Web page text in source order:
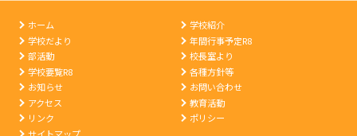
ホーム
学校紹介
学校だより
年間行事予定R8
部活動
校長室より
学校要覧R8
各種方針等
お知らせ
お問い合わせ
アクセス
教育活動
リンク
ポリシー
サイトマップ